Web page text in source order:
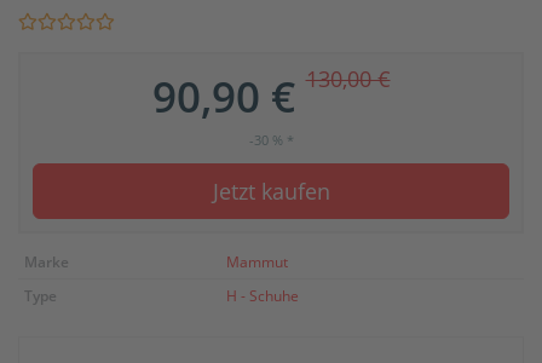
90,90 €130,00 €
-30 % *
Jetzt kaufen
Marke
Mammut
Type
H - Schuhe